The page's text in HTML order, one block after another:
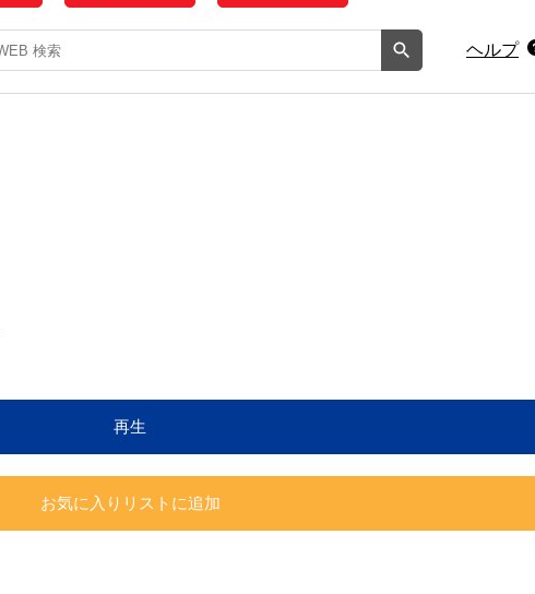
ヘルプ
再生
お気に入りリストに追加